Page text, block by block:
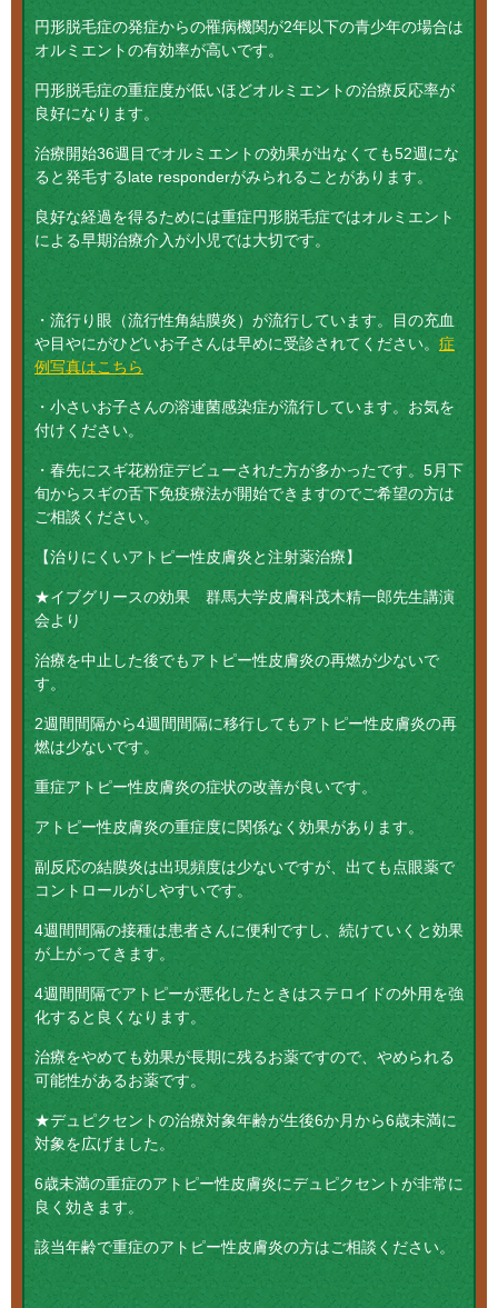
円形脱毛症の発症からの罹病機関が2年以下の青少年の場合は
オルミエントの有効率が高いです。
円形脱毛症の重症度が低いほどオルミエントの治療反応率が
良好になります。
治療開始36週目でオルミエントの効果が出なくても52週にな
ると発毛するlate responderがみられることがあります。
良好な経過を得るためには重症円形脱毛症ではオルミエント
による早期治療介入が小児では大切です。
・流行り眼（流行性角結膜炎）が流行しています。目の充血
や目やにがひどいお子さんは早めに受診されてください。 症
例写真はこちら
・小さいお子さんの溶連菌感染症が流行しています。お気を
付けください。
・春先にスギ花粉症デビューされた方が多かったです。5月下
旬からスギの舌下免疫療法が開始できますのでご希望の方は
ご相談ください。
【治りにくいアトピー性皮膚炎と注射薬治療】
★イブグリースの効果 群馬大学皮膚科茂木精一郎先生講演
会より
治療を中止した後でもアトピー性皮膚炎の再燃が少ないで
す。
2週間間隔から4週間間隔に移行してもアトピー性皮膚炎の再
燃は少ないです。
重症アトピー性皮膚炎の症状の改善が良いです。
アトピー性皮膚炎の重症度に関係なく効果があります。
副反応の結膜炎は出現頻度は少ないですが、出ても点眼薬で
コントロールがしやすいです。
4週間間隔の接種は患者さんに便利ですし、続けていくと効果
が上がってきます。
4週間間隔でアトピーが悪化したときはステロイドの外用を強
化すると良くなります。
治療をやめても効果が長期に残るお薬ですので、やめられる
可能性があるお薬です。
★デュピクセントの治療対象年齢が生後6か月から6歳未満に
対象を広げました。
6歳未満の重症のアトピー性皮膚炎にデュピクセントが非常に
良く効きます。
該当年齢で重症のアトピー性皮膚炎の方はご相談ください。